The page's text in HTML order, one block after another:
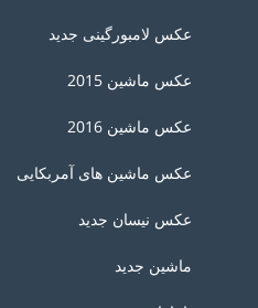
عکس لامبورگینی جدید
عکس ماشین 2015
عکس ماشین 2016
عکس ماشین های آمربکایی
عکس نیسان جدید
ماشین جدید